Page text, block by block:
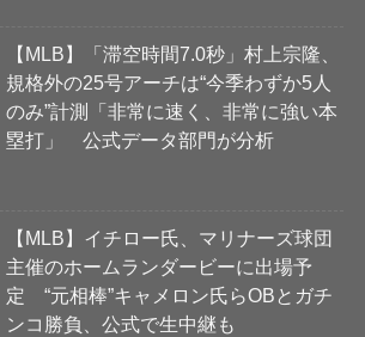
【MLB】「滞空時間7.0秒」村上宗隆、
規格外の25号アーチは“今季わずか5人
のみ”計測「非常に速く、非常に強い本
塁打」 公式データ部門が分析
【MLB】イチロー氏、マリナーズ球団
主催のホームランダービーに出場予
定 “元相棒”キャメロン氏らOBとガチ
ンコ勝負、公式で生中継も